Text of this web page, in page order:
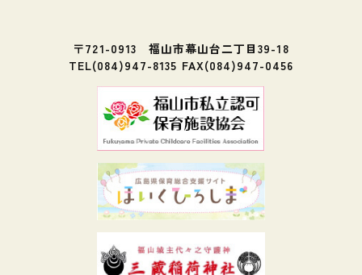
〒721-0913 福山市幕山台二丁目39-18
TEL(084)947-8135 FAX(084)947-0456